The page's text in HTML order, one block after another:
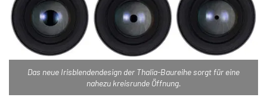
Das neue Irisblendendesign der Thalia-Baureihe sorgt für eine
nahezu kreisrunde Öffnung.